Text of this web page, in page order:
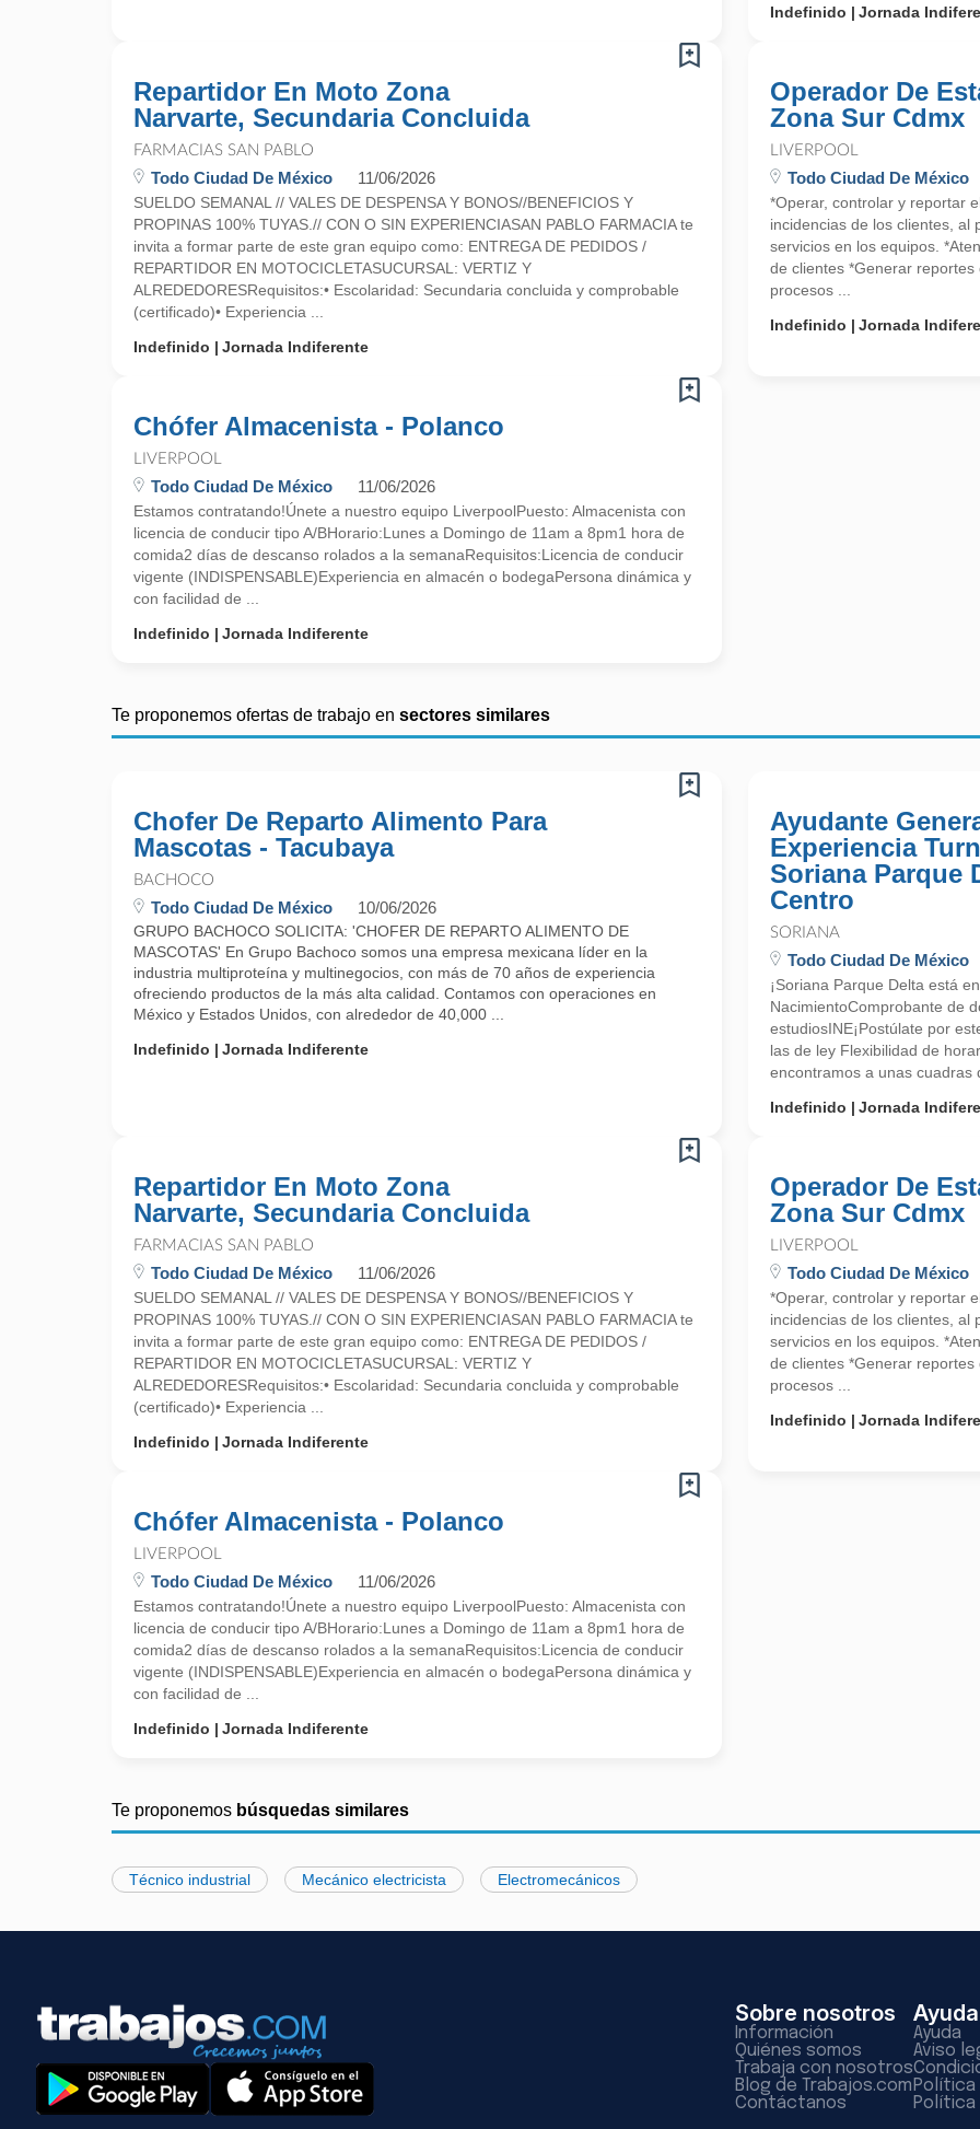
Indefinido
Jornada
Repartidor En Moto Zona
Narvarte, Secundaria Concluida
FARMACIAS SAN PABLO
Todo Ciudad De México 11/06/2026
SUELDO SEMANAL // VALES DE DESPENSA Y BONOS//BENEFICIOS Y
PROPINAS 100% TUYAS.// CON O SIN EXPERIENCIASAN PABLO FARMACIA te
invita a formar parte de este gran equipo como: ENTREGA DE PEDIDOS /
REPARTIDOR EN MOTOCICLETASUCURSAL: VERTIZ Y
ALREDEDORESRequisitos:• Escolaridad: Secundaria concluida y comprobable
(certificado)• Experiencia ...
Indefinido
Jornada Indiferente
Operador De
Zona Sur Cdmx
LIVERPOOL
Todo Ciudad De México
*Operar, controlar y reportar
incidencias de los clientes, al
servicios en los equipos.
de clientes *Generar
procesos ...
Indefinido
Jornada
Chófer Almacenista - Polanco
LIVERPOOL
Todo Ciudad De México 11/06/2026
Estamos contratando!Únete a nuestro equipo LiverpoolPuesto: Almacenista con
licencia de conducir tipo A/BHorario:Lunes a Domingo de 11am a 8pm1 hora de
comida2 días de descanso rolados a la semanaRequisitos:Licencia de conducir
vigente (INDISPENSABLE)Experiencia en almacén o bodegaPersona dinámica y
con facilidad de ...
Indefinido
Jornada Indiferente
Te proponemos ofertas de trabajo en sectores similares
Chofer De Reparto Alimento Para
Mascotas - Tacubaya
BACHOCO
Todo Ciudad De México 10/06/2026
GRUPO BACHOCO SOLICITA: 'CHOFER DE REPARTO ALIMENTO DE
MASCOTAS' En Grupo Bachoco somos una empresa mexicana líder en la
industria multiproteína y multinegocios, con más de 70 años de experiencia
ofreciendo productos de la más alta calidad. Contamos con operaciones en
México y Estados Unidos, con alrededor de 40,000 ...
Indefinido
Jornada Indiferente
Ayudante
Experiencia
Soriana Parque
Centro
SORIANA
Todo Ciudad De México
¡Soriana Parque Delta está
NacimientoComprobante de
estudiosINE¡Postúlate por
las de ley Flexibilidad de
encontramos a unas cuadras
Indefinido
Jornada
Repartidor En Moto Zona
Narvarte, Secundaria Concluida
FARMACIAS SAN PABLO
Todo Ciudad De México 11/06/2026
SUELDO SEMANAL // VALES DE DESPENSA Y BONOS//BENEFICIOS Y
PROPINAS 100% TUYAS.// CON O SIN EXPERIENCIASAN PABLO FARMACIA te
invita a formar parte de este gran equipo como: ENTREGA DE PEDIDOS /
REPARTIDOR EN MOTOCICLETASUCURSAL: VERTIZ Y
ALREDEDORESRequisitos:• Escolaridad: Secundaria concluida y comprobable
(certificado)• Experiencia ...
Indefinido
Jornada Indiferente
Operador De
Zona Sur Cdmx
LIVERPOOL
Todo Ciudad De México
*Operar, controlar y reportar
incidencias de los clientes, al
servicios en los equipos.
de clientes *Generar
procesos ...
Indefinido
Jornada
Chófer Almacenista - Polanco
LIVERPOOL
Todo Ciudad De México 11/06/2026
Estamos contratando!Únete a nuestro equipo LiverpoolPuesto: Almacenista con
licencia de conducir tipo A/BHorario:Lunes a Domingo de 11am a 8pm1 hora de
comida2 días de descanso rolados a la semanaRequisitos:Licencia de conducir
vigente (INDISPENSABLE)Experiencia en almacén o bodegaPersona dinámica y
con facilidad de ...
Indefinido
Jornada Indiferente
Te proponemos búsquedas similares
Técnico industrial Mecánico electricista Electromecánicos
Sobre nosotros
Información
Quiénes somos
Trabaja con nosotros
Blog de Trabajos.com
Contáctanos
Ayuda
Ayuda
Aviso